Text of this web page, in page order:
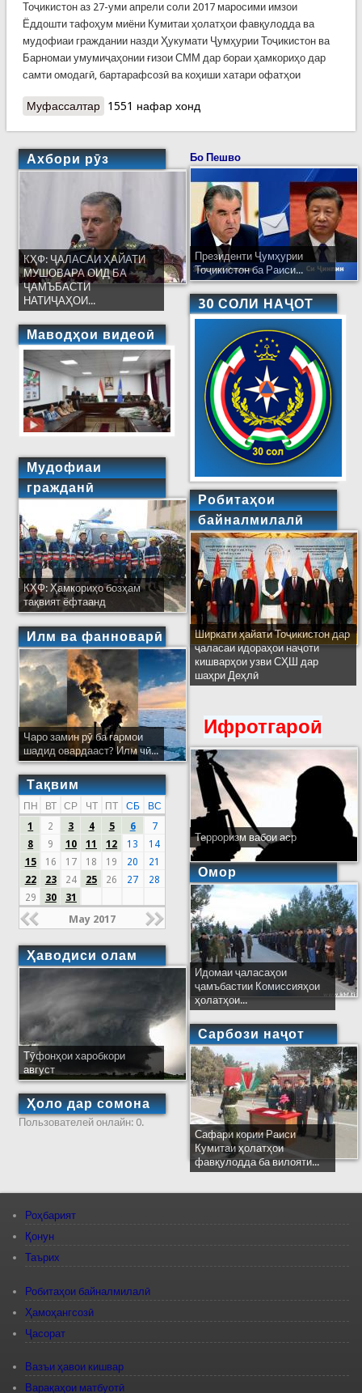
Тоҷикистон аз 27-уми апрели соли 2017 маросими имзои
Ёддошти тафоҳум миёни Кумитаи ҳолатҳои фавқулодда ва
мудофиаи граждании назди Ҳукумати Ҷумҳурии Тоҷикистон ва
Барномаи умумиҷаҳонии ғизои СММ дар бораи ҳамкориҳо дар
самти омодагӣ, бартарафсозӣ ва коҳиши хатари офатҳои
Муфассалтаро Ёддошти тафоҳум миёни КҲФ ва Барномаи
1551 нафар хонд
Ахбори рӯз
КҲФ: ҶАЛАСАИ ҲАЙАТИ
МУШОВАРА ОИД БА
ҶАМЪБАСТИ
НАТИҶАҲОИ...
Маводҳои видеоӣ
Мудофиаи
гражданӣ
КҲФ: Ҳамкориҳо бозҳам
тақвият ёфтаанд
Илм ва фанноварӣ
Чаро замин рӯ ба гармои
шадид овардааст? Илм чӣ...
Тақвим
ПН ВТ СР ЧТ ПТ СБ
ВС
1
2 3 4 5 6
7
8
9 10 11 12 13
14
15
16 17 18 19 20
21
22
23 24 25 26 27
28
29
30 31
May 2017
Ҳаводиси олам
Тӯфонҳои харобкори
август
Ҳоло дар сомона
Пользователей онлайн: 0.
Бо Пешво
Президенти Ҷумҳурии
Тоҷикистон ба Раиси...
30 СОЛИ НАҶОТ
Робитаҳои
байналмилалӣ
Ширкати ҳайати Тоҷикистон дар
ҷаласаи идораҳои наҷоти
кишварҳои узви СҲШ дар
шаҳри Деҳлӣ
Ифротгароӣ
Терроризм вабои аср
Омор
Идомаи ҷаласаҳои
ҷамъбастии Комиссияҳои
ҳолатҳои...
Сарбози наҷот
Сафари кории Раиси
Кумитаи ҳолатҳои
фавқулодда ба вилояти...
Роҳбарият
Қонун
Таърих
Робитаҳои байналмилалӣ
Ҳамоҳангсозӣ
Ҷасорат
Вазъи ҳавои кишвар
Варақаҳои матбуотӣ